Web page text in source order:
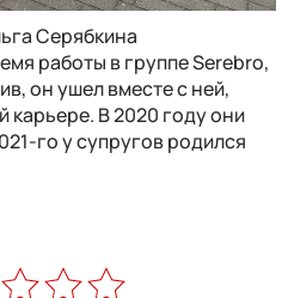
Серябкина
работы в группе Serebro,
он ушел вместе с ней,
карьере. В 2020 году они
го у супругов родился